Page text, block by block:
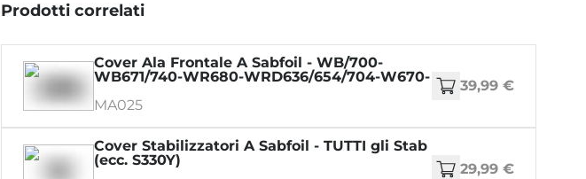
Prodotti correlati
Cover Ala Frontale A Sabfoil - WB/700-
WB671/740-WR680-WRD636/654/704-W670-
MA025
39,99 €
Cover Stabilizzatori A Sabfoil - TUTTI gli Stab
(ecc. S330Y)
29,99 €